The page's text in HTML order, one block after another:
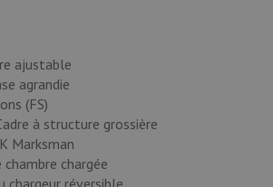
ajustable
agrandie
(FS)
à structure grossière
Marksman
chargée
chargeur réversible